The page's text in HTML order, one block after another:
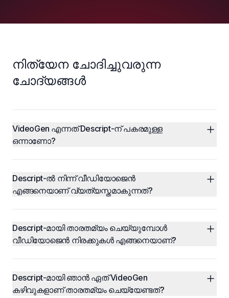
നിത്യേന ചോദിച്ചുവരുന്ന
ചോദ്യങ്ങൾ
VideoGen എന്നത് Descript-ന് പകരമുള്ള
ഒന്നാണോ?
Descript-ൽ നിന്ന് വീഡിയോജെൻ
എങ്ങനെയാണ് വ്യത്യസ്തമാകുന്നത്?
Descript-മായി താരതമ്യം ചെയ്യുമ്പോൾ
വീഡിയോജെൻ നിരക്കുകൾ എങ്ങനെയാണ്?
Descript-മായി ഞാൻ ഏത് VideoGen
കഴിവുകളാണ് താരതമ്യം ചെയ്യേണ്ടത്?